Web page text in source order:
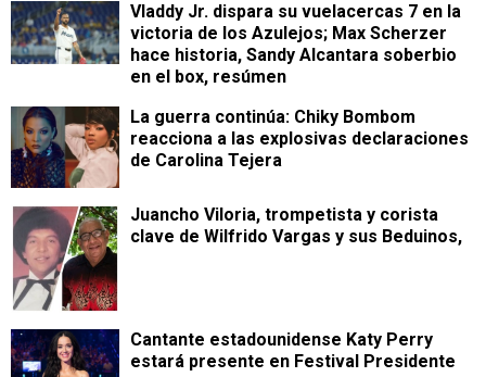
Vladdy Jr. dispara su vuelacercas 7 en la
victoria de los Azulejos; Max Scherzer
hace historia, Sandy Alcantara soberbio
en el box, resúmen
La guerra continúa: Chiky Bombom
reacciona a las explosivas declaraciones
de Carolina Tejera
Juancho Viloria, trompetista y corista
clave de Wilfrido Vargas y sus Beduinos,
Cantante estadounidense Katy Perry
estará presente en Festival Presidente